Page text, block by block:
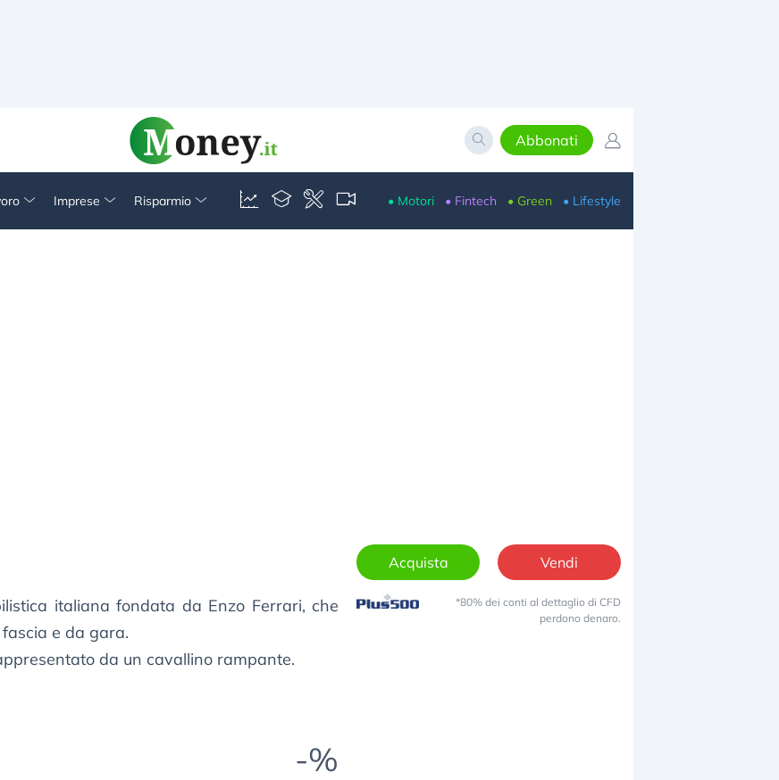
Abbonati
Imprese Risparmio • Motori • Fintech • Green • Lifestyle
italiana fondata da Enzo Ferrari, che
e da gara.
da un cavallino rampante.
Acquista Vendi
*80% dei conti al dettaglio di CFD
perdono denaro.
-%